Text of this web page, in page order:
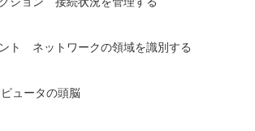
ト ネットワークの領域を識別する
ュータの頭脳